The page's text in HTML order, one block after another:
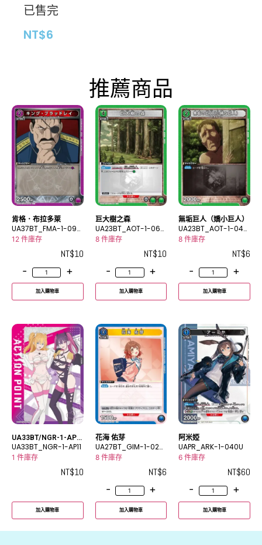
已售完
NT$6
推薦商品
肯格．布拉多萊
UA37BT_FMA-1-092
U
12 件庫存
NT$10
-
+
加入購物車
巨大樹之森
UA23BT_AOT-1-062
U
8 件庫存
NT$10
-
+
加入購物車
無垢巨人（嬌小巨人）
UA23BT_AOT-1-040
C
8 件庫存
NT$6
-
+
加入購物車
UA33BT/NGR-1-AP1
1
UA33BT_NGR-1-AP11
1 件庫存
NT$10
加入購物車
花海 佑芽
UA27BT_GIM-1-025
C
8 件庫存
NT$6
-
+
加入購物車
阿米婭
UAPR_ARK-1-040U
6 件庫存
NT$60
-
+
加入購物車